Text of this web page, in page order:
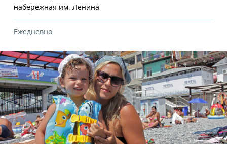
набережная им. Ленина
Ежедневно